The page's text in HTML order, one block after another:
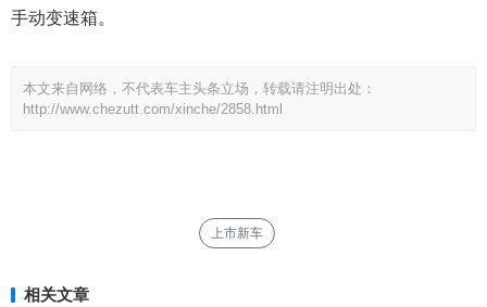
手动变速箱。
本文来自网络，不代表车主头条立场，转载请注明出处：
http://www.chezutt.com/xinche/2858.html
上市新车
相关文章